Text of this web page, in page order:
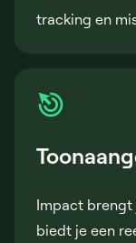
tracking en
Impact
biedt je een